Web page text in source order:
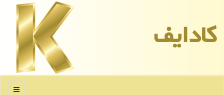
كادایف
منو